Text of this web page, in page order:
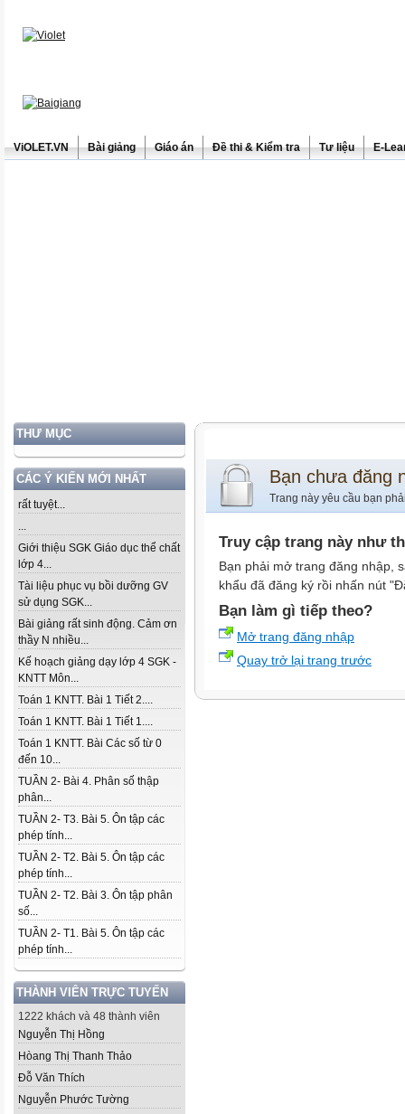
ViOLET.VN Bài giảng Giáo án Đề thi & Kiểm tra Tư liệu E-
THƯ MỤC
CÁC Ý KIẾN MỚI NHẤT
rất tuyệt...
...
Giới thiệu SGK Giáo dục thể chất
lớp 4...
Tài liệu phục vụ bồi dưỡng GV
sử dụng SGK...
Bài giảng rất sinh động. Cảm ơn
thầy N nhiều...
Kế hoạch giảng dạy lớp 4 SGK -
KNTT Môn...
Toán 1 KNTT. Bài 1 Tiết 2....
Toán 1 KNTT. Bài 1 Tiết 1....
Toán 1 KNTT. Bài Các số từ 0
đến 10...
TUẦN 2- Bài 4. Phân số thập
phân...
TUẦN 2- T3. Bài 5. Ôn tập các
phép tính...
TUẦN 2- T2. Bài 5. Ôn tập các
phép tính...
TUẦN 2- T2. Bài 3. Ôn tập phân
số...
TUẦN 2- T1. Bài 5. Ôn tập các
phép tính...
THÀNH VIÊN TRỰC TUYẾN
1222 khách và 48 thành viên
Nguyễn Thị Hồng
Hòang Thị Thanh Thảo
Đỗ Văn Thích
Nguyễn Phước Tường
Bạn chưa đăng
Trang này yêu cầu bạn
Truy cập trang này như
Bạn phải mở trang đăng nhập,
khẩu đã đăng ký rồi nhấn nút
Bạn làm gì tiếp theo?
Mở trang đăng nhập
Quay trở lại trang trước